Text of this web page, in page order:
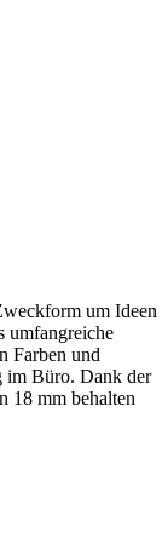
um Ideen
umfangreiche
Farben und
im Büro. Dank der
18 mm behalten